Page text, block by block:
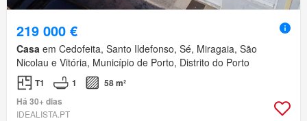
219 000 €
Casa em Cedofeita, Santo Ildefonso, Sé, Miragaia, São
Nicolau e Vitória, Município de Porto, Distrito do Porto
T1 1
58 m²
Há 30+ dias
IDEALISTA.PT